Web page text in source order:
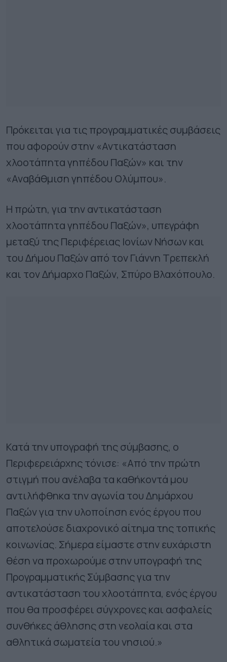
Πρόκειται για τις προγραμματικές συμβάσεις
που αφορούν στην «Αντικατάσταση
χλοοτάπητα γηπέδου Παξών» και την
«Αναβάθμιση γηπέδου Ολύμπου».
Η πρώτη, για την αντικατάσταση
χλοοτάπητα γηπέδου Παξών», υπεγράφη
μεταξύ της Περιφέρειας Ιονίων Νήσων και
του Δήμου Παξών από τον Γιάννη Τρεπεκλή
και τον Δήμαρχο Παξών, Σπύρο Βλαχόπουλο.
Κατά την υπογραφή της σύμβασης, ο
Περιφερειάρχης τόνισε: «Από την πρώτη
στιγμή που ανέλαβα τα καθήκοντά μου
αντιλήφθηκα την αγωνία του Δημάρχου
Παξών για την υλοποίηση ενός έργου που
αποτελούσε διαχρονικό αίτημα της τοπικής
κοινωνίας. Σήμερα είμαστε στην ευχάριστη
θέση να προχωρούμε στην υπογραφή της
Προγραμματικής Σύμβασης για την
αντικατάσταση του χλοοτάπητα, ενός έργου
που θα προσφέρει σύγχρονες και ασφαλείς
συνθήκες άθλησης στη νεολαία και στα
αθλητικά σωματεία του νησιού.»